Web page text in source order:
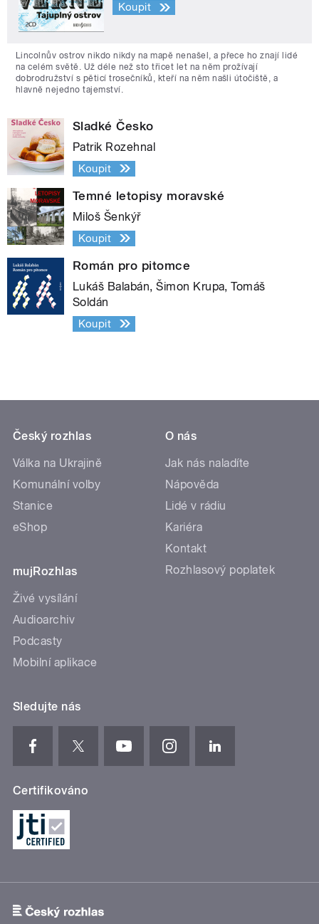
Koupit
Lincolnův ostrov nikdo nikdy na mapě nenašel, a přece ho znají lidé
na celém světě. Už déle než sto třicet let na něm prožívají
dobrodružství s pěticí trosečníků, kteří na něm našli útočiště, a
hlavně nejedno tajemství.
Sladké Česko
Patrik Rozehnal
Koupit
Temné letopisy moravské
Miloš Šenkýř
Koupit
Román pro pitomce
Lukáš Balabán, Šimon Krupa, Tomáš
Soldán
Koupit
Český rozhlas
Válka na Ukrajině
Komunální volby
Stanice
eShop
mujRozhlas
Živé vysílání
Audioarchiv
Podcasty
Mobilní aplikace
O nás
Jak nás naladíte
Nápověda
Lidé v rádiu
Kariéra
Kontakt
Rozhlasový poplatek
Sledujte nás
Certifikováno